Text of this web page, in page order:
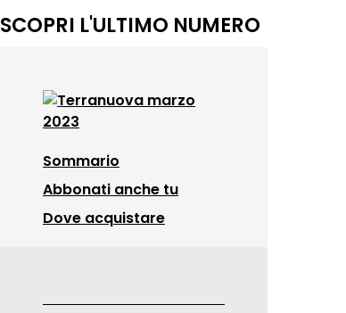
SCOPRI L'ULTIMO NUMERO
Sommario
Abbonati anche tu
Dove acquistare